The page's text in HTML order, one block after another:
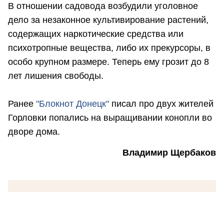
В отношении садовода возбудили уголовное
дело за незаконное культивирование растений,
содержащих наркотические средства или
психотропные вещества, либо их прекурсоры, в
особо крупном размере. Теперь ему грозит до 8
лет лишения свободы.
Ранее "Блокнот Донецк" писал про двух жителей
Горловки попались на выращивании конопли во
дворе дома.
Владимир Щербаков